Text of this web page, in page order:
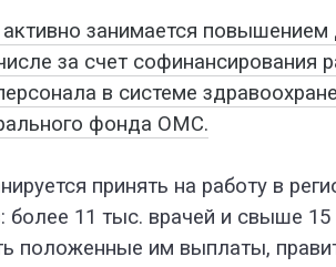
активно занимается
за счет софинансирования
в системе
фонда ОМС.
принять на работу в
более 11 тыс. врачей и свыше
положенные им выплаты,